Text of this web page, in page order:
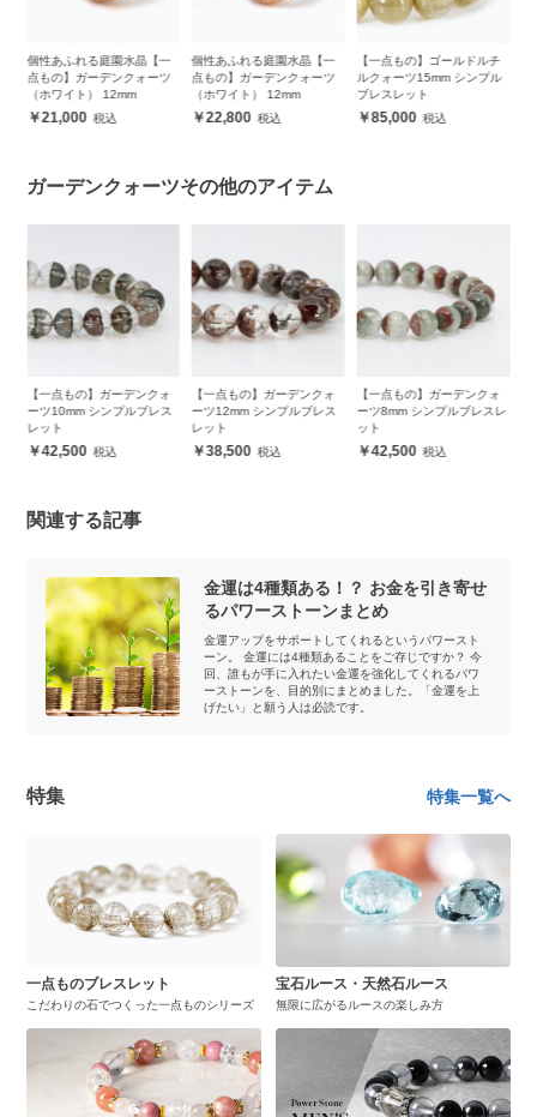
個性あふれる庭園水晶【一
点もの】ガーデンクォーツ
（ホワイト） 12mm
21,000
個性あふれる庭園水晶【一
点もの】ガーデンクォーツ
（ホワイト） 12mm
22,800
【一点もの】ゴールドルチ
ルクォーツ15mm シンプル
ブレスレット
85,000
ガーデンクォーツその他のアイテム
【一点もの】ガーデンクォ
ーツ10mm シンプルブレス
レット
42,500
【一点もの】ガーデンクォ
ーツ12mm シンプルブレス
レット
38,500
【一点もの】ガーデンクォ
ーツ8mm シンプルブレスレ
ット
42,500
関連する記事
金運は4種類ある！？ お金を引き寄せ
るパワーストーンまとめ
金運アップをサポートしてくれるというパワースト
ーン。 金運には4種類あることをご存じですか？ 今
回、誰もが手に入れたい金運を強化してくれるパワ
ーストーンを、目的別にまとめました。「金運を上
げたい」と願う人は必読です。
特集 特集一覧へ
一点ものブレスレット
こだわりの石でつくった一点ものシリーズ
宝石ルース・天然石ルース
無限に広がるルースの楽しみ方